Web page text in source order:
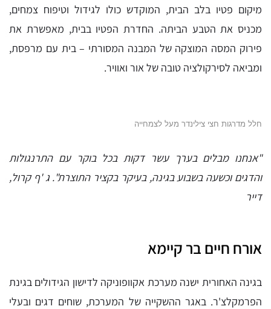
מיקום פטיו בלב הבית, המוקדש כולו לגידול וטיפוח צמחים,
מכניס את הטבע הביתה. החדרת הפטיו בבית, מאפשרת את
פירוק המסה המוצקה של המבנה המסורתי – בית עם מרפסת,
ומביאה לסירקולציה טובה של אור ואוויר.
חלל מדרגות חצי צילינדר מעל לצמחייה
"אנחנו מבלים בערך עשר דקות בכל בוקר עם התרנגולות
והדגים וכשעה בשבוע בגינה, בעיקר בקציר התוצרת". ג 'ף קרול,
דייר
אורח חיים בר קיימא
בגינה האחורית ישנה מערכת אקוופוניקה לדישון הגידולים בגינת
הפרמקלצ'ר. באגר ההשקייה של המערכת, שוחים דגים ובעלי